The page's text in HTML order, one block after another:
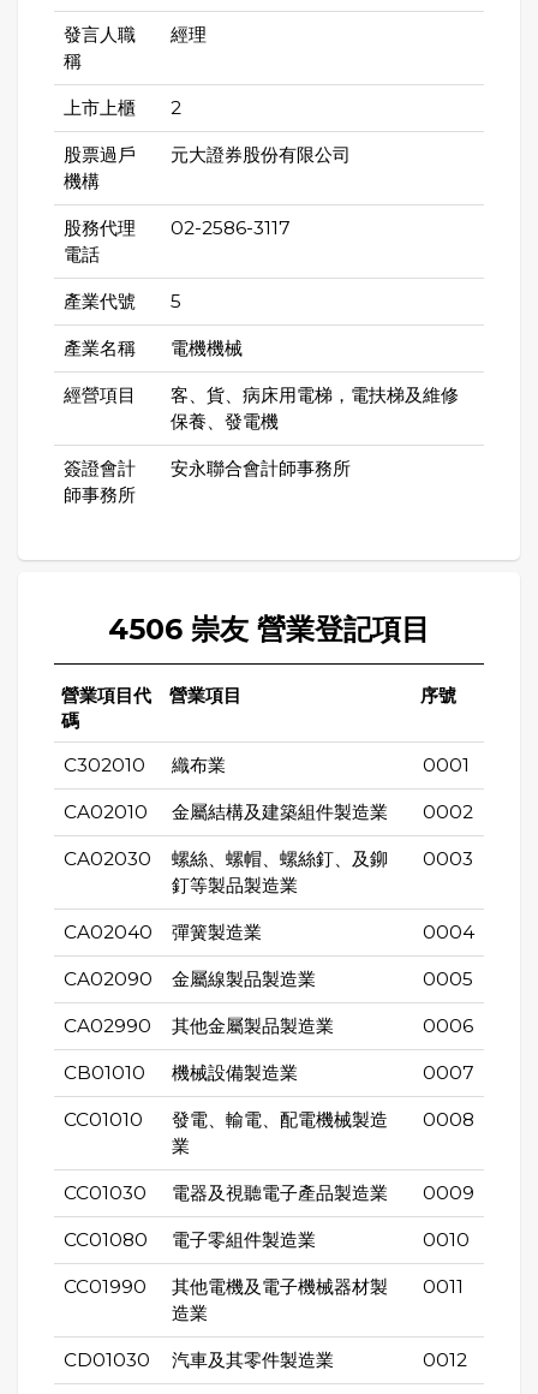
發言人職
稱
經理
上市上櫃 2
股票過戶
機構
元大證券股份有限公司
股務代理
電話
02-2586-3117
產業代號 5
產業名稱 電機機械
經營項目
客、貨、病床用電梯，電扶梯及維修
保養、發電機
簽證會計
師事務所
安永聯合會計師事務所
4506 崇友 營業登記項目
營業項目代
碼
營業項目 序號
C302010 織布業 0001
CA02010 金屬結構及建築組件製造業 0002
CA02030
螺絲、螺帽、螺絲釘、及鉚
釘等製品製造業
0003
CA02040 彈簧製造業 0004
CA02090 金屬線製品製造業 0005
CA02990 其他金屬製品製造業 0006
CB01010 機械設備製造業 0007
CC01010
發電、輸電、配電機械製造
業
0008
CC01030 電器及視聽電子產品製造業 0009
CC01080 電子零組件製造業 0010
CC01990
其他電機及電子機械器材製
造業
0011
CD01030 汽車及其零件製造業 0012